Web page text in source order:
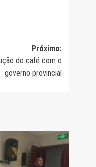
Próximo:
do café com o
governo provincial